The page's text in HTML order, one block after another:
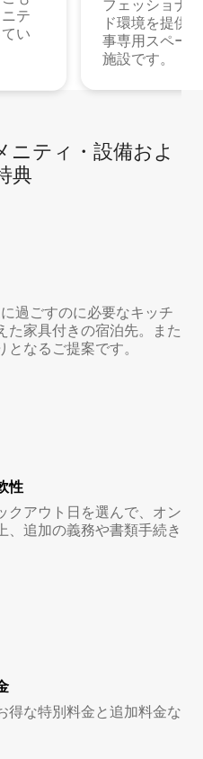
テ
い
フェッショナ
ド環境を提供
事専用スペー
施設です。
ニ⁠テ⁠ィ⁠・設⁠備⁠およ
典
過ごすのに必要なキッチ
た家具付きの宿泊先。また
なるご提案です。
性
クアウト日を選んで、オン
、追加の義務や書類手続き
得な特別料金と追加料金な